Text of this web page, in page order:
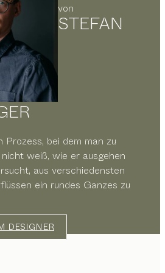
von
STEFAN
Prozess, bei dem man zu
weiß, wie er ausgehen
aus verschiedensten
ein rundes Ganzes zu
DESIGNER